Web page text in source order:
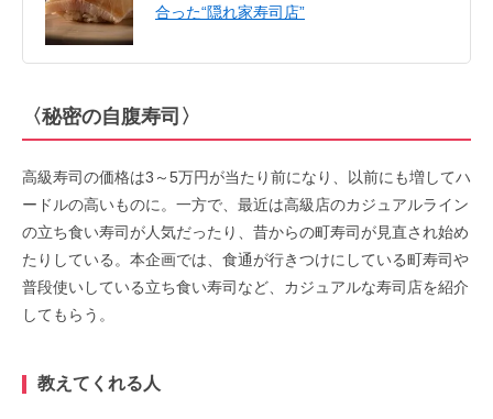
合った“隠れ家寿司店”
〈秘密の自腹寿司〉
高級寿司の価格は3～5万円が当たり前になり、以前にも増してハ
ードルの高いものに。一方で、最近は高級店のカジュアルライン
の立ち食い寿司が人気だったり、昔からの町寿司が見直され始め
たりしている。本企画では、食通が行きつけにしている町寿司や
普段使いしている立ち食い寿司など、カジュアルな寿司店を紹介
してもらう。
教えてくれる人